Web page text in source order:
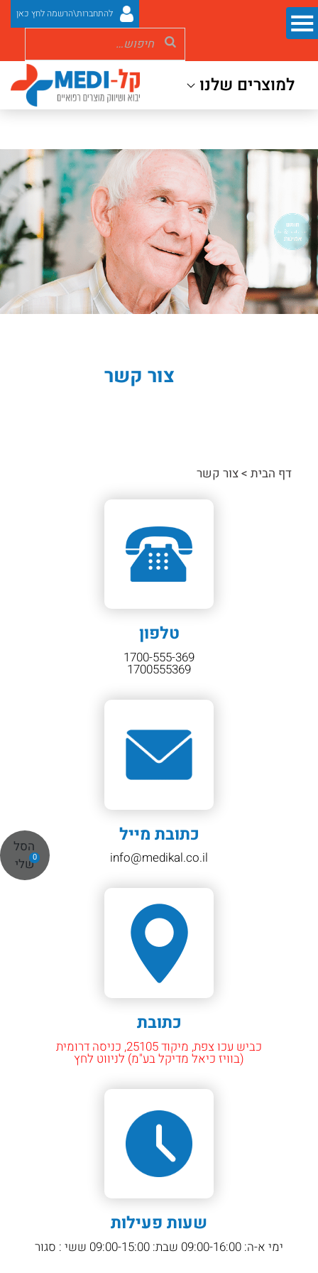
להתחברות\הרשמה לחץ כאן
למוצרים שלנו
0
הסל
שלי
צור קשר
דף הבית >צור קשר
טלפון
1700-555-369
1700555369
כתובת מייל
info@medikal.co.il
כתובת
כביש עכו צפת, מיקוד 25105, כניסה דרומית
(בוויז כיאל מדיקל בע"מ) לניווט לחץ
שעות פעילות
ימי א-ה: 09:00-16:00 שבת: 09:00-15:00 ששי : סגור